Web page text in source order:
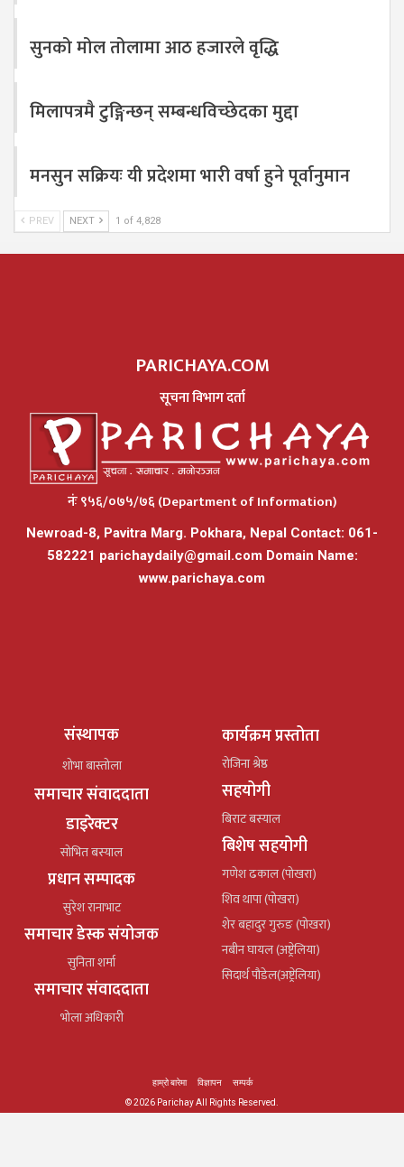
सुनको मोल तोलामा आठ हजारले वृद्धि
मिलापत्रमै टुङ्गिन्छन् सम्बन्धविच्छेदका मुद्दा
मनसुन सक्रियः यी प्रदेशमा भारी वर्षा हुने पूर्वानुमान
PREV NEXT 1 of 4,828
PARICHAYA.COM
सूचना विभाग दर्ता
नंः ९५६/०७५/७६ (Department of Information)
Newroad-8, Pavitra Marg. Pokhara, Nepal Contact: 061-
582221 parichaydaily@gmail.comDomain Name:
www.parichaya.com
संस्थापक
शोभा बास्तोला
समाचार संवाददाता
डाइरेक्टर
सोभित बस्याल
प्रधान सम्पादक
सुरेश रानाभाट
समाचार डेस्क संयोजक
सुनिता शर्मा
समाचार संवाददाता
भोला अधिकारी
कार्यक्रम प्रस्तोता
रोजिना श्रेष्ठ
सहयोगी
बिराट बस्याल
बिशेष सहयोगी
गणेश ढकाल (पोखरा)
शिव थापा (पोखरा)
शेर बहादुर गुरुङ (पोखरा)
नबीन घायल (अष्ट्रेलिया)
सिदार्थ पौडेल(अष्ट्रेलिया)
हाम्रो बारेमा विज्ञापन
सम्पर्क
© 2026 Parichay All Rights Reserved.